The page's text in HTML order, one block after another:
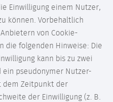
Einwilligung einem Nutzer,
können. Vorbehaltlich
von Cookie-
die folgenden Hinweise: Die
kann bis zu zwei
ein pseudonymer Nutzer-
dem Zeitpunkt der
der Einwilligung (z. B.